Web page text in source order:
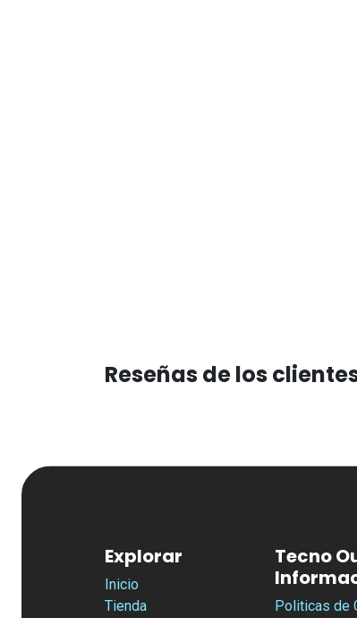
Reseñas de los
Explorar
Inicio
Tienda
Tecno
Politicas de